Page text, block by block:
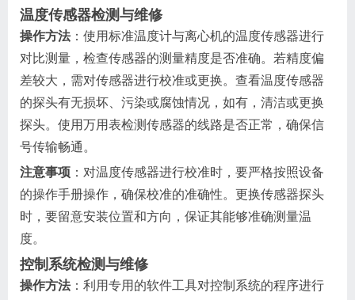
温度传感器检测与维修
操作方法：使用标准温度计与离心机的温度传感器进行
对比测量，检查传感器的测量精度是否准确。若精度偏
差较大，需对传感器进行校准或更换。查看温度传感器
的探头有无损坏、污染或腐蚀情况，如有，清洁或更换
探头。使用万用表检测传感器的线路是否正常，确保信
号传输畅通。
注意事项 ：对温度传感器进行校准时，要严格按照设备
的操作手册操作，确保校准的准确性。更换传感器探头
时，要留意安装位置和方向，保证其能够准确测量温
度。
控制系统检测与维修
操作方法：利用专用的软件工具对控制系统的程序进行